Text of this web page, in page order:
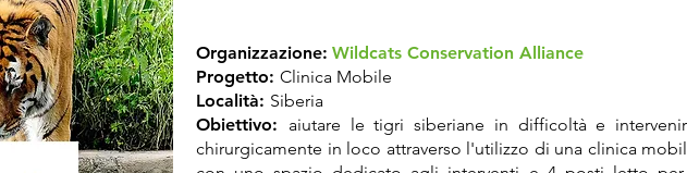
Organizzazione: Wildcats Conservation Alliance
Progetto: Clinica Mobile
Località: Siberia
Obiettivo: aiutare le tigri siberiane in difficoltà e
chirurgicamente in loco attraverso l'utilizzo di una clinica